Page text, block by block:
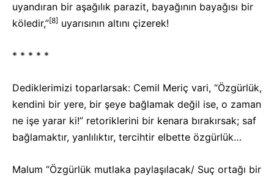
uyandıran bir aşağılık parazit, bayağının bayağısı bir
köledir,”[8] uyarısının altını çizerek!
* * * * *
Dediklerimizi toparlarsak: Cemil Meriç vari, “Özgürlük,
kendini bir yere, bir şeye bağlamak değil ise, o zaman
ne işe yarar ki!” retoriklerini bir kenara bırakırsak; saf
bağlamaktır, yanlılıktır, tercihtir elbette özgürlük…
Malum “Özgürlük mutlaka paylaşılacak/ Suç ortağı bir